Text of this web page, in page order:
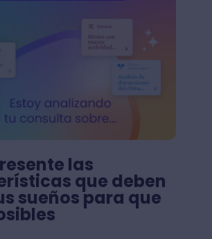
las
que deben
sueños para que